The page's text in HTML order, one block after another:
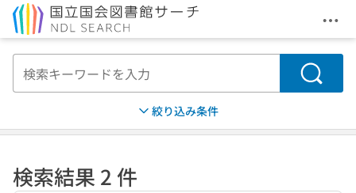
メ
検索
絞り込み条件
検索結果 2 件